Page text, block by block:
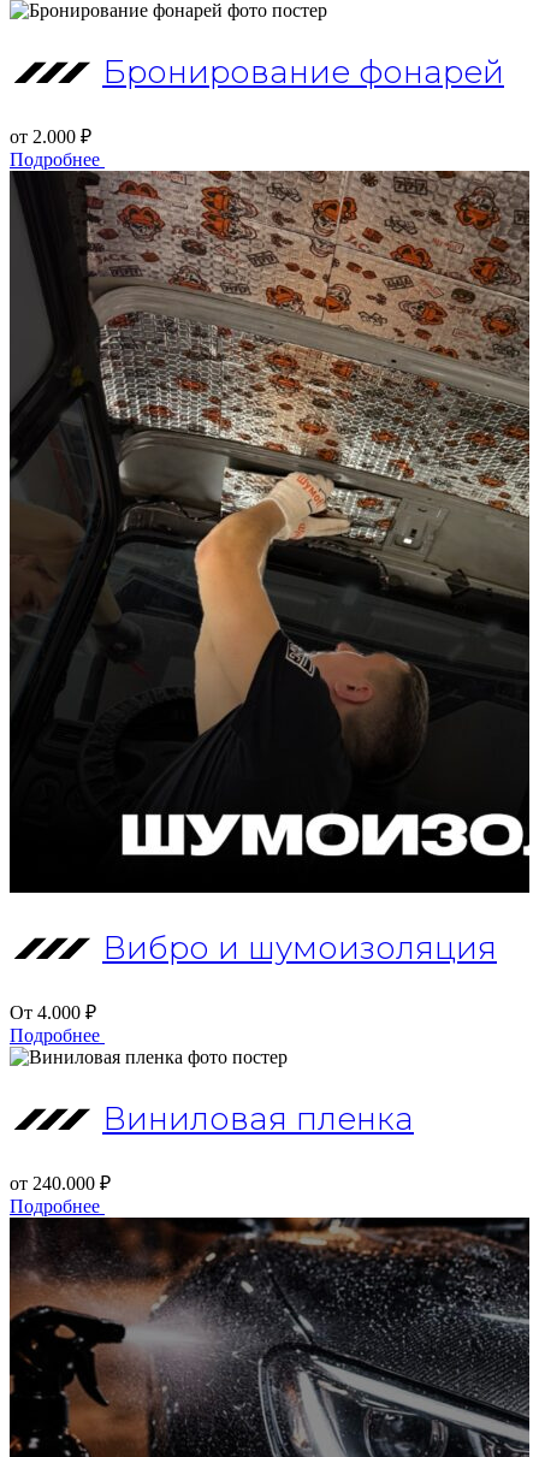
Бронирование фонарей
от 2.000 ₽
Подробнее
Вибро и шумоизоляция
От 4.000 ₽
Подробнее
Виниловая пленка
от 240.000 ₽
Подробнее